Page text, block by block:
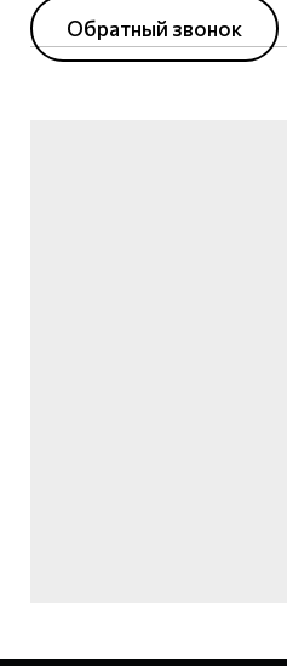
Обратный звонок